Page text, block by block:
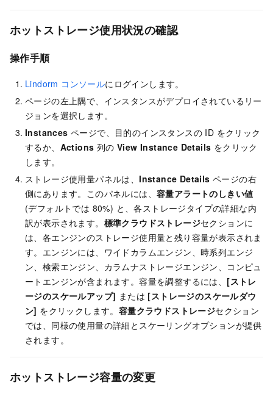
ホットストレージ使用状況の確認
操作手順
Lindorm コンソールにログインします。
ページの左上隅で、インスタンスがデプロイされているリー
ジョンを選択します。
Instances ページで、目的のインスタンスの ID をクリック
するか、 Actions 列のView Instance Details をクリック
します。
ストレージ使用量パネルは、Instance Details ページの右
側にあります。このパネルには、 容量アラートのしきい値
(デフォルトでは 80%) と、各ストレージタイプの詳細な内
訳が表示されます。 標準クラウドストレージセクションに
は、各エンジンのストレージ使用量と残り容量が表示されま
す。エンジンには、ワイドカラムエンジン、時系列エンジ
ン、検索エンジン、カラムナストレージエンジン、コンピュ
ートエンジンが含まれます。容量を調整するには、 [ストレ
ージのスケールアップ] または [ストレージのスケールダウ
ン] をクリックします。 容量クラウドストレージセクション
では、同様の使用量の詳細とスケーリングオプションが提供
されます。
ホットストレージ容量の変更